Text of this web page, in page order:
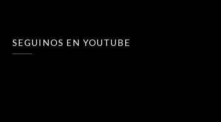
SEGUINOS EN YOUTUBE